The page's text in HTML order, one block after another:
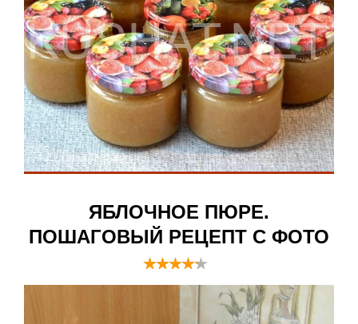
ЯБЛОЧНОЕ ПЮРЕ.
ПОШАГОВЫЙ РЕЦЕПТ С ФОТО